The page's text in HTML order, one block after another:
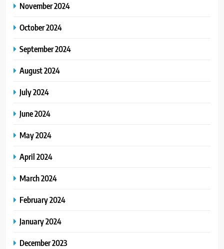
November 2024
October 2024
September 2024
August 2024
July 2024
June 2024
May 2024
April 2024
March 2024
February 2024
January 2024
December 2023